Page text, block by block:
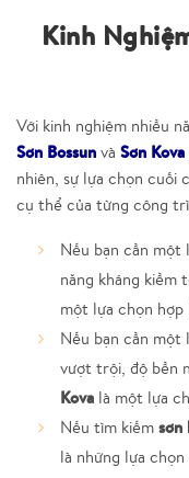
Kinh
Với kinh nghiệm nhiều
Sơn Bossun và Sơn Kova
nhiên, sự lựa chọn cuối
cụ thể của từng công
Nếu bạn cần một
năng kháng
một lựa chọn hợp
Nếu bạn cần một
vượt trội, độ bền
Kova là một lựa
Nếu tìm kiếm sơn
là những lựa